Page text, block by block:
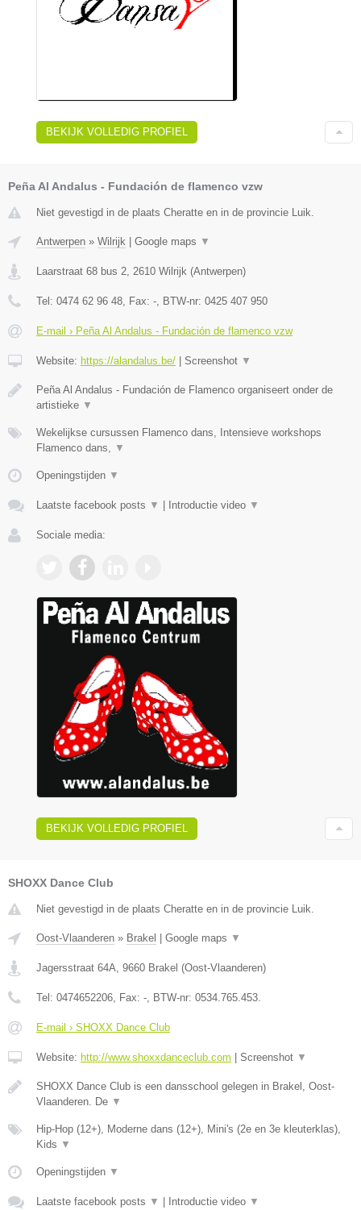
BEKIJK VOLLEDIG PROFIEL
Peña Al Andalus - Fundación de flamenco vzw
Niet gevestigd in de plaats Cheratte en in de provincie Luik.
Antwerpen » Wilrijk | Google maps ▼
Laarstraat 68 bus 2 2610 Wilrijk (Antwerpen)
Tel: 0474 62 96 48 , Fax: - , BTW-nr: 0425 407 950
E-mail › Peña Al Andalus - Fundación de flamenco vzw
Website: https://alandalus.be/ | Screenshot ▼
Peña Al Andalus - Fundación de Flamenco organiseert onder de
artistieke ▼
Wekelijkse cursussen Flamenco dans, Intensieve workshops
Flamenco dans,
▼
Openingstijden ▼
Laatste facebook posts ▼ | Introductie video ▼
Sociale media:
BEKIJK VOLLEDIG PROFIEL
SHOXX Dance Club
Niet gevestigd in de plaats Cheratte en in de provincie Luik.
Oost-Vlaanderen » Brakel | Google maps ▼
Jagersstraat 64A 9660 Brakel (Oost-Vlaanderen)
Tel: 0474652206 , Fax: - , BTW-nr: 0534.765.453.
E-mail › SHOXX Dance Club
Website: http://www.shoxxdanceclub.com | Screenshot ▼
SHOXX Dance Club is een dansschool gelegen in Brakel, Oost-
Vlaanderen. De ▼
Hip-Hop (12+), Moderne dans (12+), Mini's (2e en 3e kleuterklas),
Kids ▼
Openingstijden ▼
Laatste facebook posts ▼ | Introductie video ▼